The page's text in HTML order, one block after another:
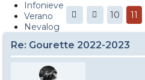
Infonieve
Verano
Nevalog
10 11
Re: Gourette 2022-2023